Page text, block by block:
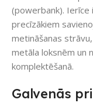
(powerbank). Ierīce
precīzākiem
metināšanas
metāla loksnēm un
komplektēšanā.
Galvenās